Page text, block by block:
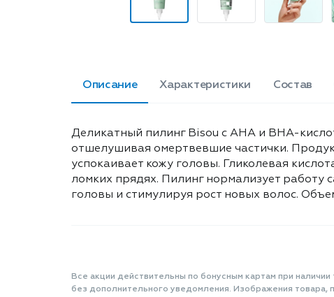
Описание Характеристики Состав
Деликатный пилинг Bisou с АНА и BHA-
отшелушивая омертвевшие частички.
успокаивает кожу головы. Гликолевая
ломких прядях. Пилинг нормализует работу
головы и стимулируя рост новых волос.
Все акции действительны по бонусным картам при
без дополнительного уведомления. Изображения товара,